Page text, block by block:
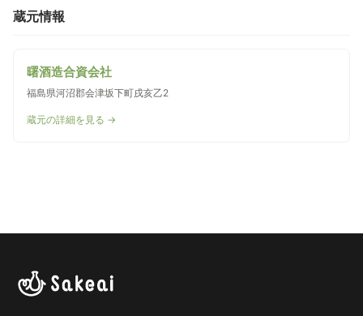
蔵元情報
曙酒造合資会社
福島県河沼郡会津坂下町戌亥乙2
蔵元の詳細を見る →